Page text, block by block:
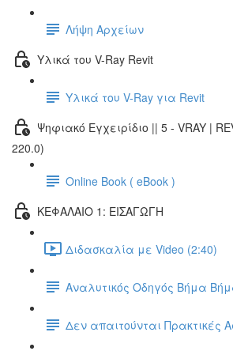
Λήψη Αρχείων
Υλικά του V-Ray Revit
Υλικά του V-Ray για Revit
Ψηφιακό Εγχειρίδιο || 5 - VRAY |
220.0)
Online Book ( eBook )
ΚΕΦΑΛΑΙΟ 1: ΕΙΣΑΓΩΓΗ
Διδασκαλία με Video (2:40)
Αναλυτικός Οδηγός Βήμα
Δεν απαιτούνται Πρακτικές